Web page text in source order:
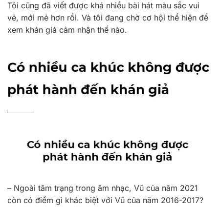
Tôi cũng đã viết được khá nhiều bài hát màu sắc vui
vẻ, mới mẻ hơn rồi. Và tôi đang chờ cơ hội thể hiện để
xem khán giả cảm nhận thế nào.
– Ngoài tâm trạng trong âm nhạc, Vũ của năm 2021
còn có điểm gì khác biệt với Vũ của năm 2016-2017?